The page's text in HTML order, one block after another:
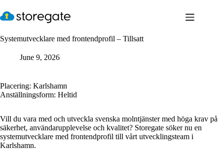
to
content
Systemutvecklare med frontendprofil – Tillsatt
June 9, 2026
Placering: Karlshamn
Anställningsform: Heltid
Vill du vara med och utveckla svenska molntjänster med höga krav på
säkerhet, användarupplevelse och kvalitet? Storegate söker nu en
systemutvecklare med frontendprofil till vårt utvecklingsteam i
Karlshamn.